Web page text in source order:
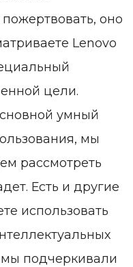
оно
Lenovo
цели.
умный
мы
рассмотреть
Есть и другие
использовать
мы подчеркивали